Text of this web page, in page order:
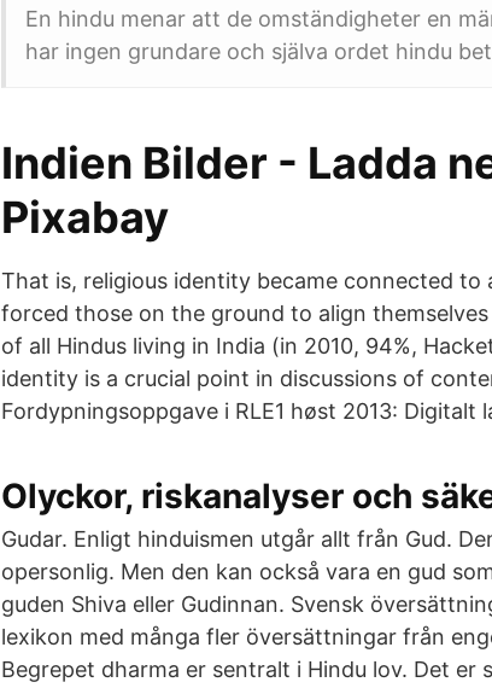
En hindu menar att de omständigheter en
har ingen grundare och själva ordet hindu
Indien Bilder - Ladda
Pixabay
That is, religious identity became connected
forced those on the ground to align
of all Hindus living in India (in 2010, 94%,
identity is a crucial point in discussions of
Fordypningsoppgave i RLE1 høst 2013: Digitalt
Olyckor, riskanalyser och
Gudar. Enligt hinduismen utgår allt från Gud.
opersonlig. Men den kan också vara en gud
guden Shiva eller Gudinnan. Svensk
lexikon med många fler översättningar från
Begrepet dharma er sentralt i Hindu lov. Det